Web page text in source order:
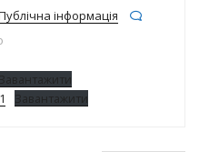
інформація
Завантажити
Завантажити